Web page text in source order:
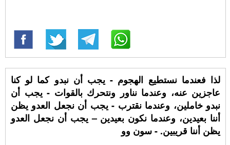
لذا فعندما نستطيع الهجوم - يجب أن نبدو كما لو كنا
عاجزين عنه، وعندما نناور ونتحرك بالقوات - يجب أن
نبدو خاملين، وعندما نقترب - يجب أن نجعل العدو يظن
أننا بعيدين، وعندما نكون بعيدين – يجب أن نجعل العدو
يظن أننا قريبين. - سون وو